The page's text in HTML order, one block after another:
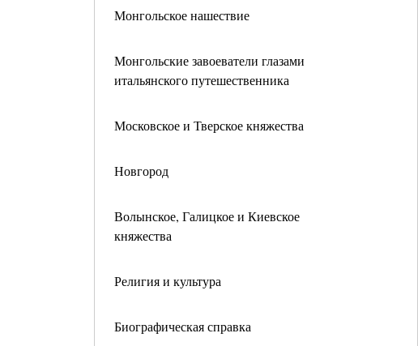
Монгольское нашествие
Монгольские завоеватели глазами
итальянского путешественника
Московское и Тверское княжества
Новгород
Волынское, Галицкое и Киевское
княжества
Религия и культура
Биографическая справка